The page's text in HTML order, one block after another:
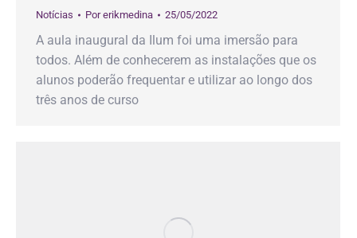
Notícias Porerikmedina 25/05/2022
A aula inaugural da Ilum foi uma imersão para
todos. Além de conhecerem as instalações que os
alunos poderão frequentar e utilizar ao longo dos
três anos de curso